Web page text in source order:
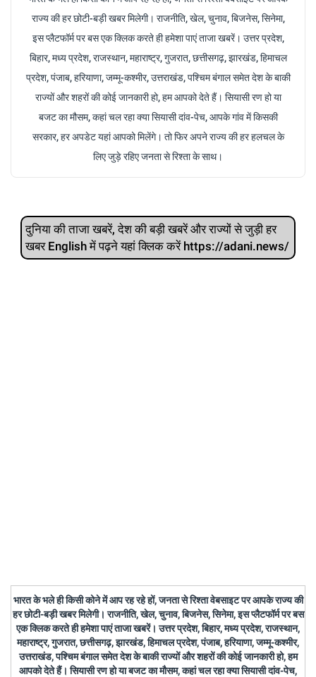
राज्य की हर छोटी-बड़ी खबर मिलेगी। राजनीति, खेल, चुनाव, बिजनेस, सिनेमा,
इस प्लैटफॉर्म पर बस एक क्लिक करते ही हमेशा पाएं ताजा खबरें। उत्तर प्रदेश,
बिहार, मध्य प्रदेश, राजस्थान, महाराष्ट्र, गुजरात, छत्तीसगढ़, झारखंड, हिमाचल
प्रदेश, पंजाब, हरियाणा, जम्मू-कश्मीर, उत्तराखंड, पश्चिम बंगाल समेत देश के बाकी
राज्यों और शहरों की कोई जानकारी हो, हम आपको देते हैं। सियासी रण हो या
बजट का मौसम, कहां चल रहा क्या सियासी दांव-पेच, आपके गांव में किसकी
सरकार, हर अपडेट यहां आपको मिलेंगे। तो फिर अपने राज्य की हर हलचल के
लिए जुड़े रहिए जनता से रिश्ता के साथ।
दुनिया की ताजा खबरें, देश की बड़ी खबरें और राज्‍यों से जुड़ी हर
खबर English में पढ़ने यहां क्लिक करें https://adani.news/
भारत के भले ही किसी कोने में आप रह रहे हों, जनता से रिश्ता वेबसाइट पर आपके राज्य की
हर छोटी-बड़ी खबर मिलेगी। राजनीति, खेल, चुनाव, बिजनेस, सिनेमा, इस प्लैटफॉर्म पर बस
एक क्लिक करते ही हमेशा पाएं ताजा खबरें। उत्तर प्रदेश, बिहार, मध्य प्रदेश, राजस्थान,
महाराष्ट्र, गुजरात, छत्तीसगढ़, झारखंड, हिमाचल प्रदेश, पंजाब, हरियाणा, जम्मू-कश्मीर,
उत्तराखंड, पश्चिम बंगाल समेत देश के बाकी राज्यों और शहरों की कोई जानकारी हो, हम
आपको देते हैं। सियासी रण हो या बजट का मौसम, कहां चल रहा क्या सियासी दांव-पेच,